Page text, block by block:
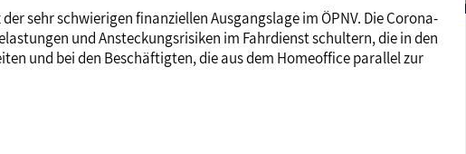
sehr schwierigen finanziellen Ausgangslage im ÖPNV. Die Corona-
und Ansteckungsrisiken im Fahrdienst schultern, die in den
und bei den Beschäftigten, die aus dem Homeoffice parallel zur